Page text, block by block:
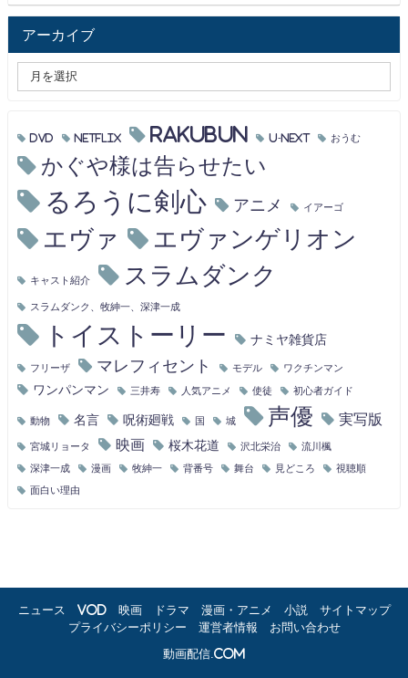
アーカイブ
DVD Netflix RAKUBUN U-NEXT おうむ
かぐや様は告らせたい
るろうに剣心 アニメ イアーゴ
エヴァ エヴァンゲリオン
キャスト紹介 スラムダンク
スラムダンク、牧紳一、深津一成
トイストーリー ナミヤ雑貨店
フリーザ マレフィセント モデル ワクチンマン
ワンパンマン 三井寿 人気アニメ 使徒 初心者ガイド
動物 名言 呪術廻戦 国 城 声優 実写版
宮城リョータ 映画 桜木花道 沢北栄治 流川楓
深津一成 漫画 牧紳一 背番号 舞台 見どころ 視聴順
面白い理由
ニュース VOD 映画 ドラマ 漫画・アニメ 小説
サイトマップ
プライバシーポリシー
運営者情報 お問い合わせ
動画配信.com